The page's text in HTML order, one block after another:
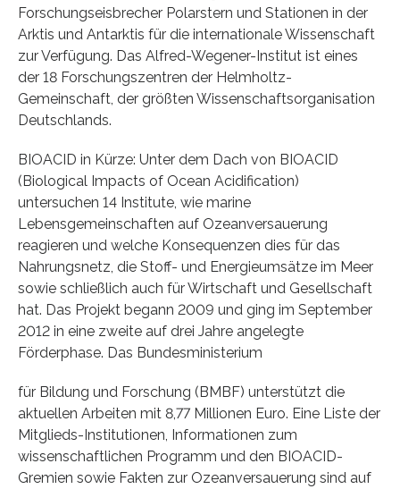
Forschungseisbrecher Polarstern und Stationen in der
Arktis und Antarktis für die internationale Wissenschaft
zur Verfügung. Das Alfred-Wegener-Institut ist eines
der 18 Forschungszentren der Helmholtz-
Gemeinschaft, der größten Wissenschaftsorganisation
Deutschlands.
BIOACID in Kürze: Unter dem Dach von BIOACID
(Biological Impacts of Ocean Acidification)
untersuchen 14 Institute, wie marine
Lebensgemeinschaften auf Ozeanversauerung
reagieren und welche Konsequenzen dies für das
Nahrungsnetz, die Stoff- und Energieumsätze im Meer
sowie schließlich auch für Wirtschaft und Gesellschaft
hat. Das Projekt begann 2009 und ging im September
2012 in eine zweite auf drei Jahre angelegte
Förderphase. Das Bundesministerium
für Bildung und Forschung (BMBF) unterstützt die
aktuellen Arbeiten mit 8,77 Millionen Euro. Eine Liste der
Mitglieds-Institutionen, Informationen zum
wissenschaftlichen Programm und den BIOACID-
Gremien sowie Fakten zur Ozeanversauerung sind auf